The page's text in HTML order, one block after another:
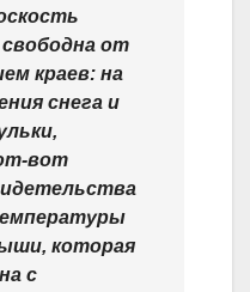
от
краев: на
снега и
вот
которая
с